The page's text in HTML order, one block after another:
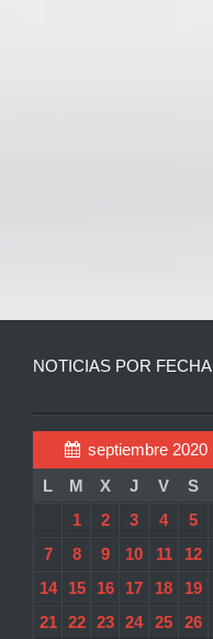
NOTICIAS POR FECHA
septiembre 2020
L
M X J V S
1
2 3 4 5
7
8 9 10 11 12
14
15 16 17 18 19
21
22 23 24 25 26